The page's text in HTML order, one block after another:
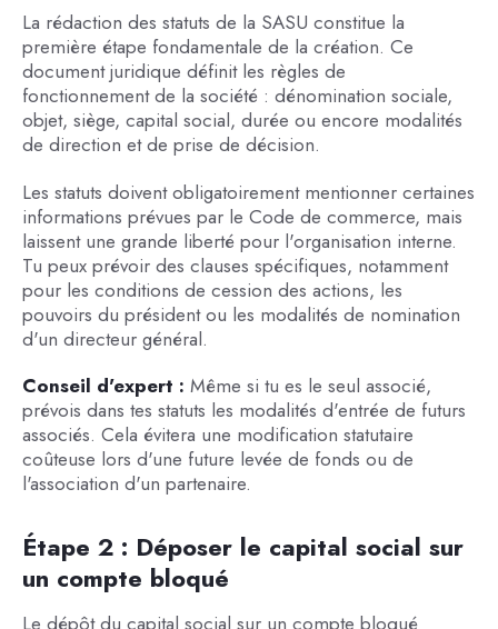
La rédaction des statuts de la SASU constitue la
première étape fondamentale de la création. Ce
document juridique définit les règles de
fonctionnement de la société : dénomination sociale,
objet, siège, capital social, durée ou encore modalités
de direction et de prise de décision.
Les statuts doivent obligatoirement mentionner certaines
informations prévues par le Code de commerce, mais
laissent une grande liberté pour l'organisation interne.
Tu peux prévoir des clauses spécifiques, notamment
pour les conditions de cession des actions, les
pouvoirs du président ou les modalités de nomination
d'un directeur général.
Conseil d'expert : Même si tu es le seul associé,
prévois dans tes statuts les modalités d'entrée de futurs
associés. Cela évitera une modification statutaire
coûteuse lors d'une future levée de fonds ou de
l'association d'un partenaire.
Étape 2 : Déposer le capital social sur
un compte bloqué
Le dépôt du capital social sur un compte bloqué